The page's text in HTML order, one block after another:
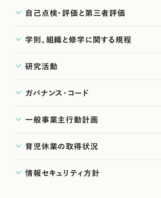
自己点検・評価と第三者評価
学則、組織と修学に関する規程
研究活動
ガバナンス・コード
一般事業主行動計画
育児休業の取得状況
情報セキュリティ方針